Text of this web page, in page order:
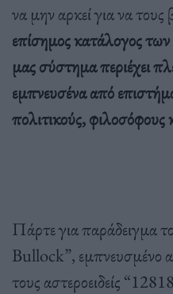
να μην αρκεί για να τους
επίσημος κατάλογος
μας σύστημα περιέχει
εμπνευσένα από
πολιτικούς, φιλοσόφους
Πάρτε για παράδειγμα
Bullock”, εμπνευσμένο
τους αστεροειδείς